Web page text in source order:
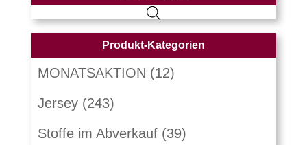
Produkt-Kategorien
MONATSAKTION (12)
Jersey (243)
Stoffe im Abverkauf (39)